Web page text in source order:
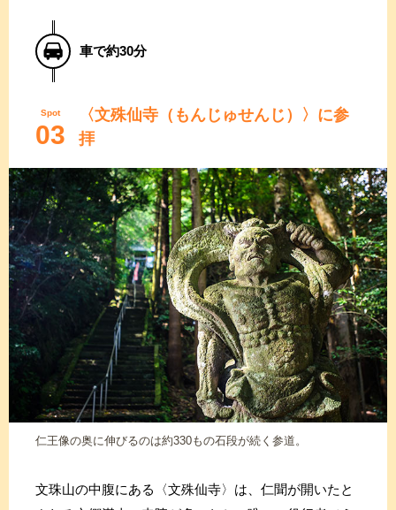
車で約30分
Spot
03
〈文殊仙寺（もんじゅせんじ）〉に参
拝
仁王像の奥に伸びるのは約330もの石段が続く参道。
文珠山の中腹にある〈文殊仙寺〉は、仁聞が開いたと